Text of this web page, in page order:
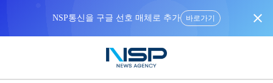
NSP통신을 구글 선호 매체로 추가 바로가기 close